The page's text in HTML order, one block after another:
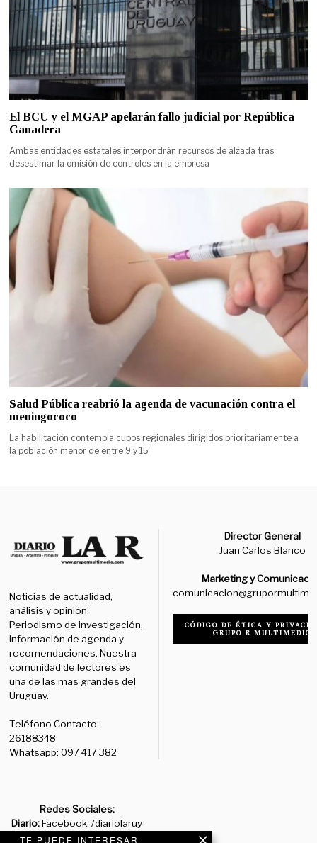
TE PUEDE INTERESAR
El BCU y el MGAP apelarán fallo judicial por República
Ganadera
Ambas entidades estatales interpondrán recursos de alzada tras
desestimar la omisión de controles en la empresa
Salud Pública reabrió la agenda de vacunación contra el
meningococo
La habilitación contempla cupos regionales dirigidos prioritariamente a
la población menor de entre 9 y 15
Noticias de actualidad,
análisis y opinión.
Periodismo de investigación,
Información de agenda y
recomendaciones. Nuestra
comunidad de lectores es
una de las mas grandes del
Uruguay.
Teléfono Contacto:
26188348
Whatsapp: 097 417 382
Director General
Juan Carlos Blanco
Marketing y
CÓDIGO DE ÉTICA Y
GRUPO R MULTIMEDIO
Redes Sociales:
Diario:Facebook: /diariolaruy
- X: @diariolaruy - Instagram: